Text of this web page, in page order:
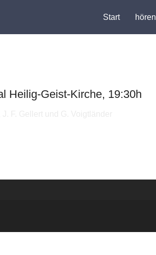
Start hören
Heilig-Geist-Kirche, 19:30h